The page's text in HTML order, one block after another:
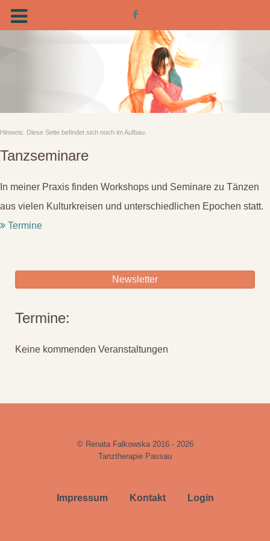
Hinweis: Diese Seite befindet sich noch im Aufbau.
Tanzseminare
In meiner Praxis finden Workshops und Seminare zu Tänzen
aus vielen Kulturkreisen und unterschiedlichen Epochen statt.
Termine
Newsletter
Termine:
Keine kommenden Veranstaltungen
© Renata Falkowska 2016 - 2026
Tanztherapie Passau
Impressum Kontakt Login